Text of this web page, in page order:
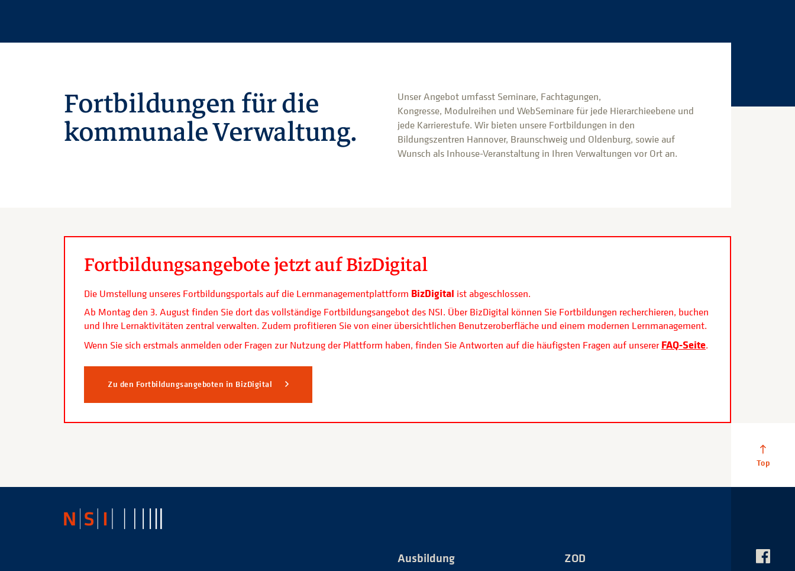
Fortbildungen für die
kommunale Verwaltung.
Unser Angebot umfasst Seminare, Fachtagungen,
Kongresse, Modulreihen und WebSeminare für jede Hierarchieebene und
jede Karrierestufe. Wir bieten unsere Fortbildungen in den
Bildungszentren Hannover, Braunschweig und Oldenburg, sowie auf
Wunsch als Inhouse-Veranstaltung in Ihren Verwaltungen vor Ort an.
Fortbildungsangebote jetzt auf BizDigital
Die Umstellung unseres Fortbildungsportals auf die Lernmanagementplattform BizDigital ist abgeschlossen.
Ab Montag den 3. August finden Sie dort das vollständige Fortbildungsangebot des NSI. Über BizDigital können Sie Fortbildungen recherchieren, buchen
und Ihre Lernaktivitäten zentral verwalten. Zudem profitieren Sie von einer übersichtlichen Benutzeroberfläche und einem modernen Lernmanagement.
Wenn Sie sich erstmals anmelden oder Fragen zur Nutzung der Plattform haben, finden Sie Antworten auf die häufigsten Fragen auf unserer FAQ-Seite.
Zu den Fortbildungsangeboten in BizDigital
Ausbildung ZOD
Das